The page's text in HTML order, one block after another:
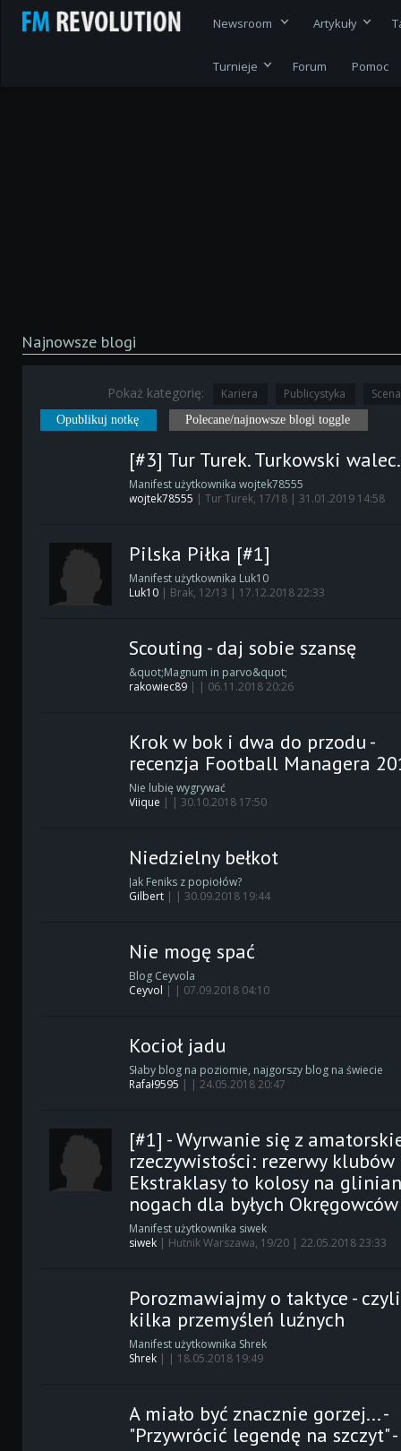
Newsroom Artykuły
Turnieje Forum Pomoc
Najnowsze blogi
Pokaż kategorię: Kariera Publicystyka Scena
Opublikuj notkę Polecane/najnowsze blogi toggle
[#3] Tur Turek. Turkowski walec.
Manifest użytkownika wojtek78555
wojtek78555 | Tur Turek, 17/18 | 31.01.2019 14:58
Pilska Piłka [#1]
Manifest użytkownika Luk10
Luk10 | Brak, 12/13 | 17.12.2018 22:33
Scouting - daj sobie szansę
&quot;Magnum in parvo&quot;
rakowiec89 | | 06.11.2018 20:26
Krok w bok i dwa do przodu -
recenzja Football Managera
Nie lubię wygrywać
Viique | | 30.10.2018 17:50
Niedzielny bełkot
Jak Feniks z popiołów?
Gilbert | | 30.09.2018 19:44
Nie mogę spać
Blog Ceyvola
Ceyvol | | 07.09.2018 04:10
Kocioł jadu
Słaby blog na poziomie, najgorszy blog na świecie
Rafał9595 | | 24.05.2018 20:47
[#1] - Wyrwanie się z
rzeczywistości: rezerwy klubów
Ekstraklasy to kolosy na
nogach dla byłych Okręgowców
Manifest użytkownika siwek
siwek | Hutnik Warszawa, 19/20 | 22.05.2018 23:33
Porozmawiajmy o taktyce - czyli
kilka przemyśleń luźnych
Manifest użytkownika Shrek
Shrek | | 18.05.2018 19:49
A miało być znacznie gorzej... -
"Przywrócić legendę na szczyt"